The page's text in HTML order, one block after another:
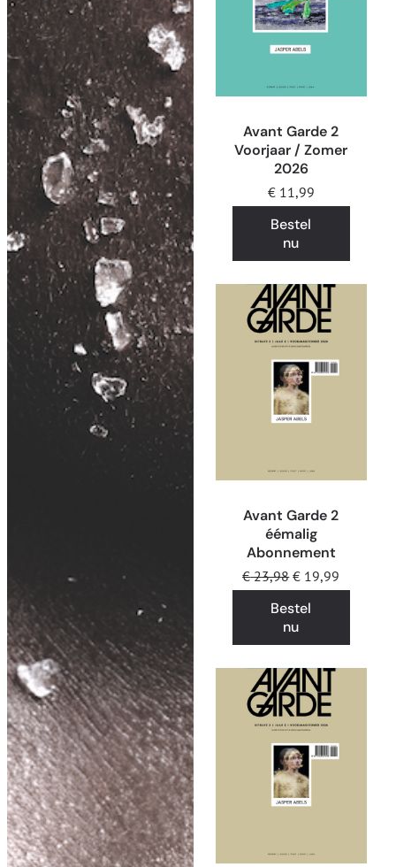
Avant Garde 2
Voorjaar / Zomer
2026
€11,99
Bestel
nu
Avant Garde 2
éémalig
Abonnement
€23,98 € 19,99
Bestel
nu